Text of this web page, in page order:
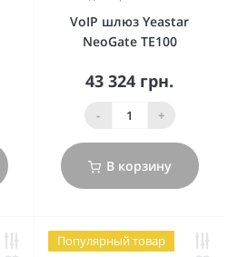
VoIP шлюз Yeastar
NeoGate TE100
43 324 грн.
- +
В корзину
Популярный товар